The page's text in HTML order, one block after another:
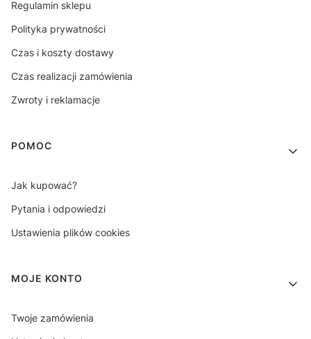
Regulamin sklepu
Polityka prywatności
Czas i koszty dostawy
Czas realizacji zamówienia
Zwroty i reklamacje
POMOC
Jak kupować?
Pytania i odpowiedzi
Ustawienia plików cookies
MOJE KONTO
Twoje zamówienia